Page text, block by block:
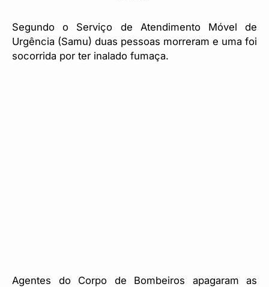
Segundo o Serviço de Atendimento Móvel de
Urgência (Samu) duas pessoas morreram e uma foi
socorrida por ter inalado fumaça.
Agentes do Corpo de Bombeiros apagaram as